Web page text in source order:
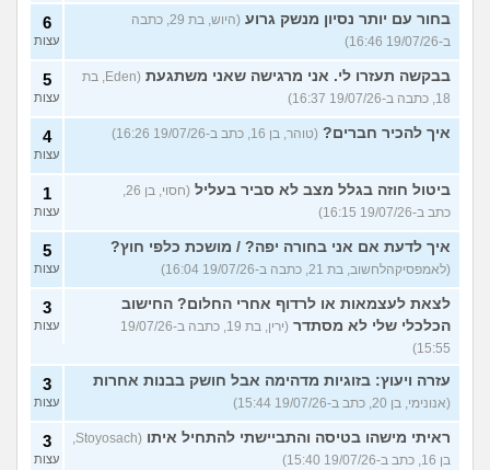
בחור עם יותר נסיון מנשק גרוע
(היוש, בת 29, כתבה
ב-19/07/26 16:46)
6
עצות
בבקשה תעזרו לי. אני מרגישה שאני משתגעת
(Eden, בת
18, כתבה ב-19/07/26 16:37)
5
עצות
איך להכיר חברים? (טוהר, בן 16, כתב ב-19/07/26 16:26) 4
עצות
ביטול חוזה בגלל מצב לא סביר בעליל
(חסוי, בן 26,
כתב ב-19/07/26 16:15)
1
עצות
איך לדעת אם אני בחורה יפה? / מושכת כלפי חוץ?
(לאמפסיקהלחשוב, בת 21, כתבה ב-19/07/26 16:04)
5
עצות
לצאת לעצמאות או לרדוף אחרי החלום? החישוב
הכלכלי שלי לא מסתדר
(ירין, בת 19, כתבה ב-19/07/26
15:55)
3
עצות
עזרה ויעוץ: בזוגיות מדהימה אבל חושק בבנות אחרות
(אנונימי, בן 20, כתב ב-19/07/26 15:44)
3
עצות
ראיתי מישהו בטיסה והתביישתי להתחיל איתו
(Stoyosach,
בן 16, כתב ב-19/07/26 15:40)
3
עצות